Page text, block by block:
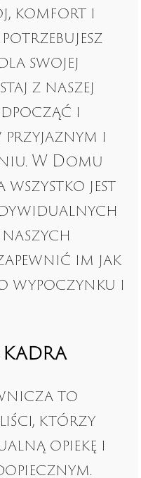
komfort i
potrzebujesz
swojej
z naszej
i
i
W Domu
wszystko jest
im jak
wypoczynku i
to
którzy
opiekę i